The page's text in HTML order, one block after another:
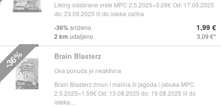
Liking odabrane vrste MPC 2.5.2025=3,09€ Od: 17.09.2025
do: 23.09.2025 ili do isteka zaliha
-36%sniženo
2 km udaljeno
1,99 €
3,09 €
Brain Blasterz
Ova ponuda je neaktivna
Brain Blasterz limun i malina ili jagoda i jabuka MPC
2.5.2025=1,59€ Od: 13.08.2025 do: 19.08.2025 ili do
isteka...
-36%